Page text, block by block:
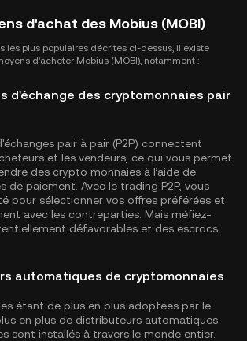
d'achat des Mobius (MOBI)
les plus populaires décrites ci-dessus, il existe
d'acheter Mobius (MOBI), notamment :
d'échange des cryptomonnaies pair
pair à pair (P2P) connectent
et les vendeurs, ce qui vous permet
des crypto monnaies à l’aide de
de paiement. Avec le trading P2P, vous
pour sélectionner vos offres préférées et
avec les contreparties. Mais méfiez-
défavorables et des escrocs.
automatiques de cryptomonnaies
étant de plus en plus adoptées par le
en plus de distributeurs automatiques
sont installés à travers le monde entier.